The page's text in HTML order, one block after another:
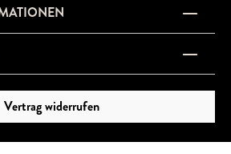
Vertrag widerrufen